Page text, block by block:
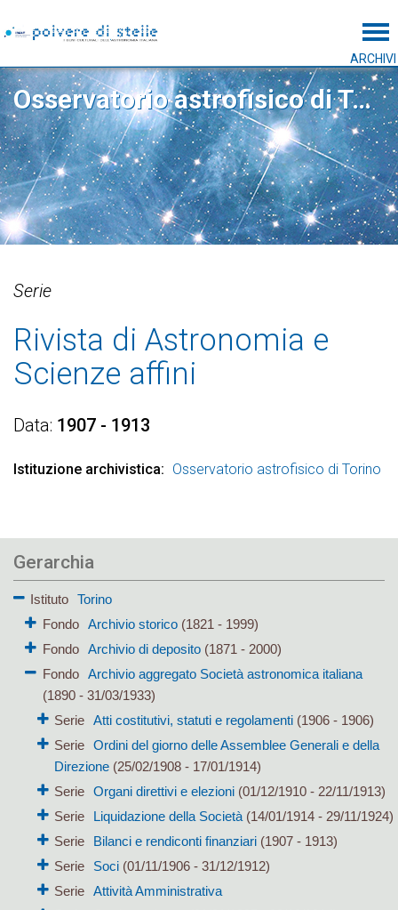
ARCHIVI
Osservatorio astrofisico di Torino
Serie
Rivista di Astronomia e
Scienze affini
Data 1907 - 1913
Istituzione archivistica Osservatorio astrofisico di Torino
Gerarchia
Istituto
Torino
Fondo
Archivio storico(1821 - 1999)
Fondo
Archivio di deposito(1871 - 2000)
Fondo
Archivio aggregato Società astronomica italiana
(1890 - 31/03/1933)
Serie Atti costitutivi, statuti e regolamenti(1906 - 1906)
Serie Ordini del giorno delle Assemblee Generali e della
Direzione(25/02/1908 - 17/01/1914)
Serie Organi direttivi e elezioni(01/12/1910 - 22/11/1913)
Serie
Liquidazione della Società(14/01/1914 - 29/11/1924)
Serie
Bilanci e rendiconti finanziari(1907 - 1913)
Serie
Soci(01/11/1906 - 31/12/1912)
Serie Attività Amministrativa